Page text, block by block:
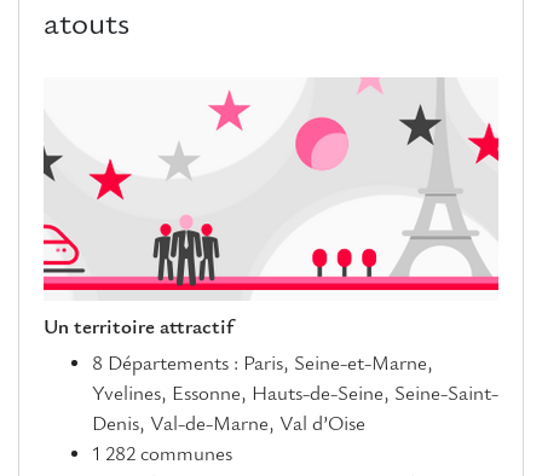
atouts
Un territoire attractif
8 Départements : Paris, Seine-et-Marne,
Yvelines, Essonne, Hauts-de-Seine, Seine-Saint-
Denis, Val-de-Marne, Val d’Oise
1 282 communes